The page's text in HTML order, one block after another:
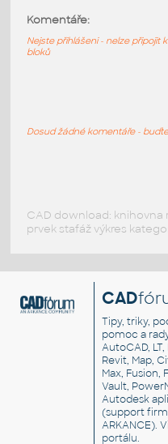
DWG
Komentáře:
Nejste přihlášeni - nelze připojit
bloků
Dosud žádné komentáře -
CAD download:
prvek stafáž výkres
CAD
Tipy, triky,
pomoc a
AutoCAD,
Revit, Map,
Max, Fusion,
Vault,
Autodesk
(support
ARKANCE).
portálu.